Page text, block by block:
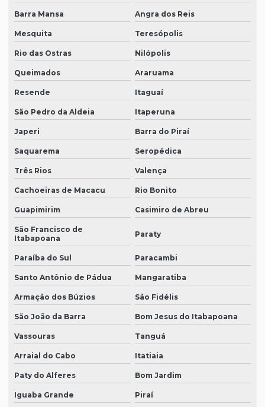
Barra Mansa Angra dos Reis
Mesquita Teresópolis
Rio das Ostras Nilópolis
Queimados Araruama
Resende Itaguaí
São Pedro da Aldeia Itaperuna
Japeri Barra do Piraí
Saquarema Seropédica
Três Rios Valença
Cachoeiras de Macacu Rio Bonito
Guapimirim Casimiro de Abreu
São Francisco de
Itabapoana
Paraty
Paraíba do Sul Paracambi
Santo Antônio de Pádua Mangaratiba
Armação dos Búzios São Fidélis
São João da Barra Bom Jesus do Itabapoana
Vassouras Tanguá
Arraial do Cabo Itatiaia
Paty do Alferes Bom Jardim
Iguaba Grande Piraí